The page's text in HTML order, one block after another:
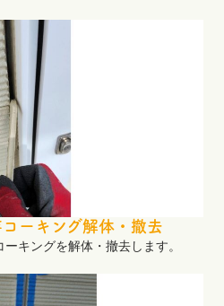
ーキング解体・撤去
キングを解体・撤去します。